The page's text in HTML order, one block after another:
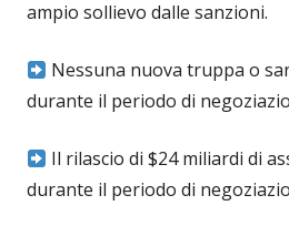
ampio sollievo dalle sanzioni.
Nessuna nuova truppa o
durante il periodo di
Il rilascio di $24 miliardi di
durante il periodo di